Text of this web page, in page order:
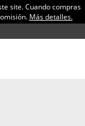
site. Cuando compras
Más detalles.